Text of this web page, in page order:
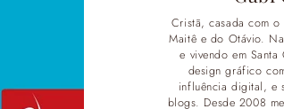
Cristã, casada com
Maitê e do Otávio.
e vivendo em
design gráfico
influência digital, e
blogs. Desde 2008